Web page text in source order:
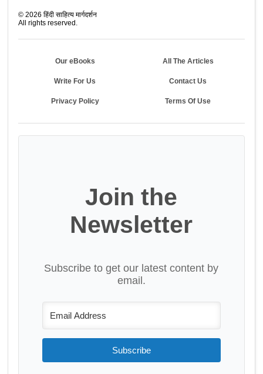
©2026 हिंदी साहित्य मार्गदर्शन
All rights reserved.
Our eBooks All The Articles
Write For Us Contact Us
Privacy Policy Terms Of Use
Join the
Newsletter
Subscribe to get our latest content by
email.
Subscribe